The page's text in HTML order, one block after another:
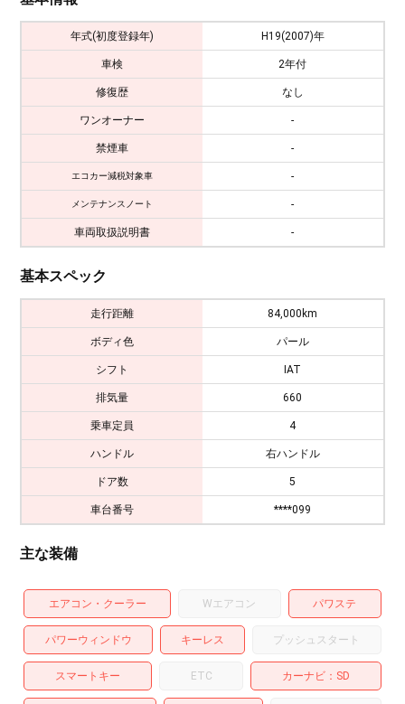
年式(初度登録年) H19(2007)年
車検 2年付
修復歴 なし
ワンオーナー -
禁煙車 -
エコカー減税対象車 -
メンテナンスノート -
車両取扱説明書 -
基本スペック
走行距離 84,000km
ボディ色 パール
シフト IAT
排気量 660
乗車定員 4
ハンドル 右ハンドル
ドア数 5
車台番号 ****099
主な装備
エアコン・クーラー Wエアコン パワステ
パワーウィンドウ キーレス プッシュスタート
スマートキー ETC カーナビ SD